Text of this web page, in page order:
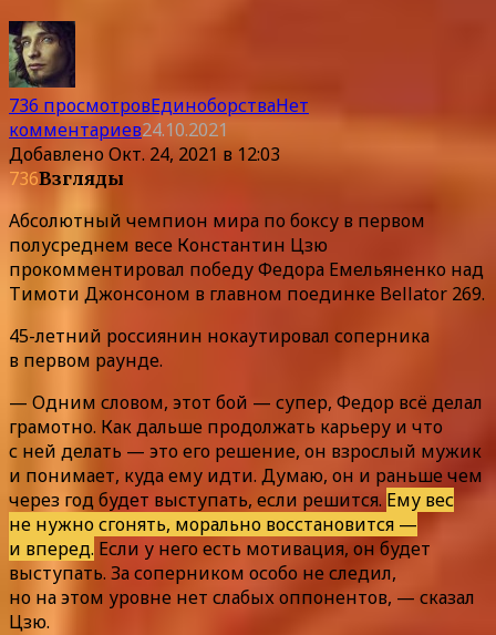
736 просмотровЕдиноборстваНет
комментариев24.10.2021
ДобавленоОкт. 24, 2021 в 12:03
736Взгляды
Абсолютный чемпион мира по боксу в первом
полусреднем весе Константин Цзю
прокомментировал победу Федора Емельяненко над
Тимоти Джонсоном в главном поединке Bellator 269.
45-летний россиянин нокаутировал соперника
в первом раунде.
— Одним словом, этот бой — супер, Федор всё делал
грамотно. Как дальше продолжать карьеру и что
с ней делать — это его решение, он взрослый мужик
и понимает, куда ему идти. Думаю, он и раньше чем
через год будет выступать, если решится. Ему вес
не нужно сгонять, морально восстановится —
и вперед. Если у него есть мотивация, он будет
выступать. За соперником особо не следил,
но на этом уровне нет слабых оппонентов, — сказал
Цзю.